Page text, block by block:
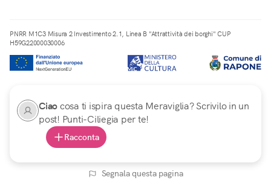
PNRR M1C3 Misura 2 Investimento 2.1, Linea B "Attrattività dei borghi" CUP
H59G22000030006
Ciaocosa ti ispira questa Meraviglia? Scrivilo in un
post! Punti-Ciliegia per te!
Racconta
Segnala questa pagina